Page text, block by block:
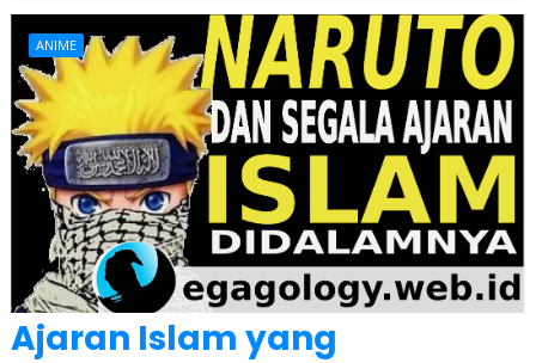
ANIME
Ajaran Islam yang